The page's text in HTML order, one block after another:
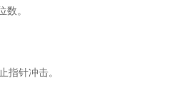
。
指针冲击。